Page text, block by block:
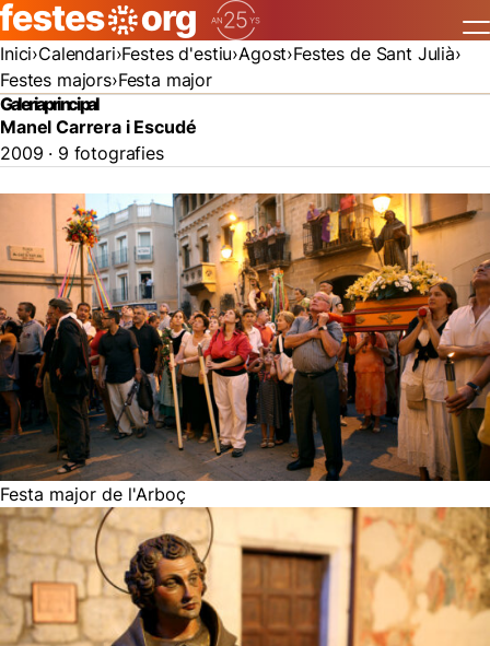
Inici Calendari Festes d'estiu Agost Festes de Sant Julià
Festes majors Festa major
Galeria principal
Manel Carrera i Escudé
2009 · 9 fotografies
Festa major de l'Arboç